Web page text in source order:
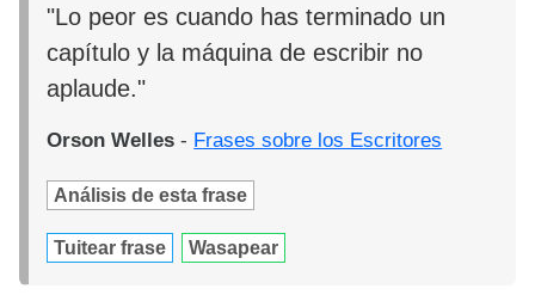
"Lo peor es cuando has terminado un
capítulo y la máquina de escribir no
aplaude."
Orson Welles - Frases sobre los Escritores
Análisis de esta frase
Tuitear frase Wasapear